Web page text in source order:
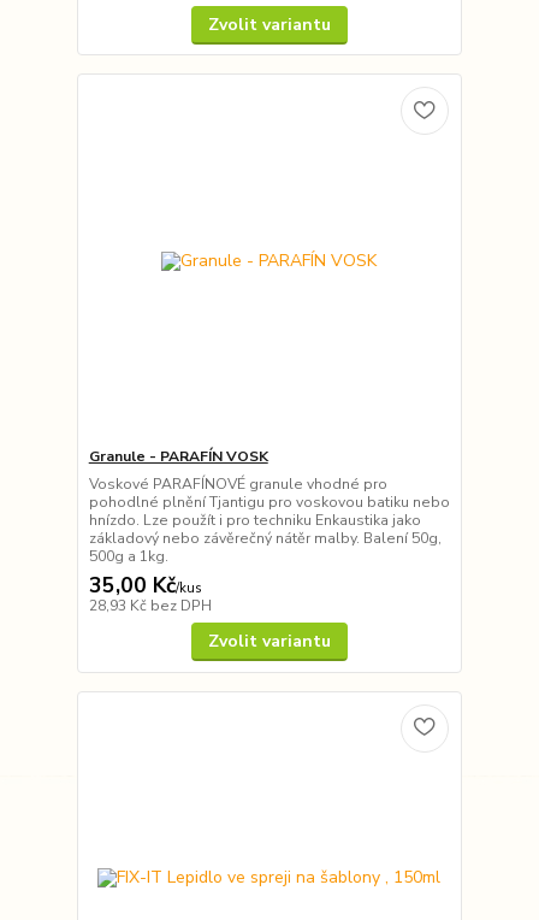
Zvolit variantu
Granule - PARAFÍN VOSK
Voskové PARAFÍNOVÉ granule vhodné pro
pohodlné plnění Tjantigu pro voskovou batiku nebo
hnízdo. Lze použít i pro techniku Enkaustika jako
základový nebo závěrečný nátěr malby. Balení 50g,
500g a 1kg.
35,00 Kč/kus
28,93 Kč bez DPH
Zvolit variantu